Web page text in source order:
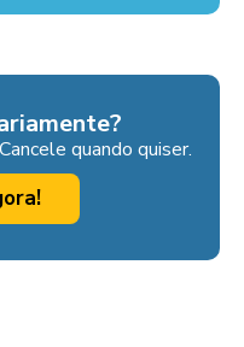
quando quiser.